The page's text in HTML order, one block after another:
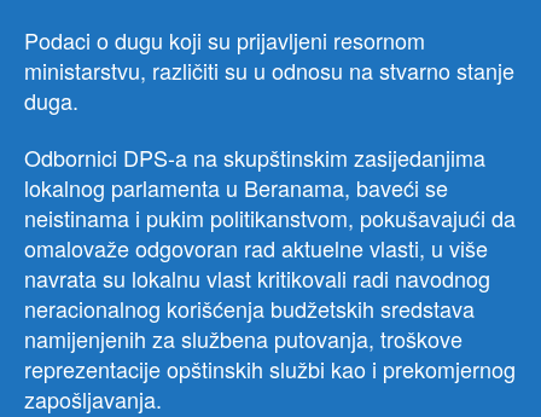
Podaci o dugu koji su prijavljeni resornom
ministarstvu, različiti su u odnosu na stvarno stanje
duga.
Odbornici DPS-a na skupštinskim zasijedanjima
lokalnog parlamenta u Beranama, baveći se
neistinama i pukim politikanstvom, pokušavajući da
omalovaže odgovoran rad aktuelne vlasti, u više
navrata su lokalnu vlast kritikovali radi navodnog
neracionalnog korišćenja budžetskih sredstava
namijenjenih za službena putovanja, troškove
reprezentacije opštinskih službi kao i prekomjernog
zapošljavanja.